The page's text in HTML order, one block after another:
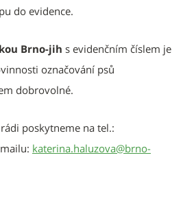
do evidence.
Brno-jih s evidenčním číslem je
označování psů
dobrovolné.
poskytneme na tel.:
katerina.haluzova@brno-